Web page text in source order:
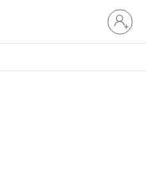
Vpišite
se
v
račun